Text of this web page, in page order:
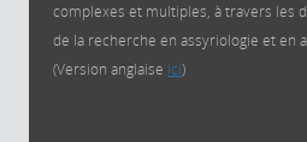
complexes et multiples, à travers les
de la recherche en assyriologie et en
(Version anglaise ici)